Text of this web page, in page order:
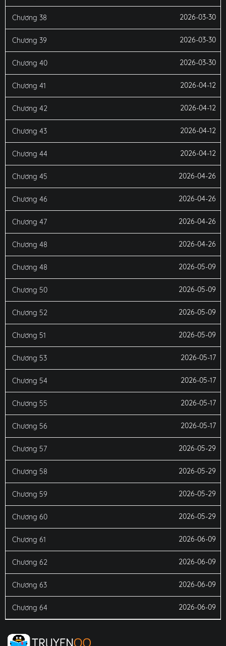
Chương 38 2026-03-30
Chương 39 2026-03-30
Chương 40 2026-03-30
Chương 41 2026-04-12
Chương 42 2026-04-12
Chương 43 2026-04-12
Chương 44 2026-04-12
Chương 45 2026-04-26
Chương 46 2026-04-26
Chương 47 2026-04-26
Chương 48 2026-04-26
Chương 48 2026-05-09
Chương 50 2026-05-09
Chương 52 2026-05-09
Chương 51 2026-05-09
Chương 53 2026-05-17
Chương 54 2026-05-17
Chương 55 2026-05-17
Chương 56 2026-05-17
Chương 57 2026-05-29
Chương 58 2026-05-29
Chương 59 2026-05-29
Chương 60 2026-05-29
Chương 61 2026-06-09
Chương 62 2026-06-09
Chương 63 2026-06-09
Chương 64 2026-06-09